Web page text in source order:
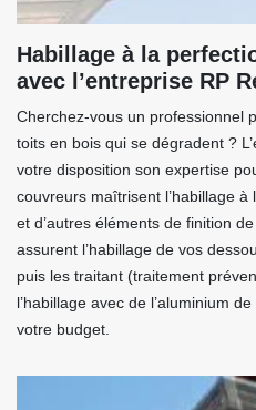
Habillage à la
avec l’entreprise RP
Cherchez-vous un professionnel
toits en bois qui se dégradent ?
votre disposition son expertise
couvreurs maîtrisent l’habillage
et d’autres éléments de finition
assurent l’habillage de vos
puis les traitant (traitement
l’habillage avec de l’aluminium
votre budget.